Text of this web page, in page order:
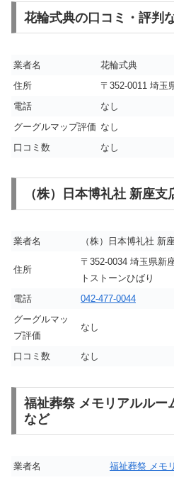
花輪式典の口コミ・評判
業者名
花輪式典
住所
〒352-0011 埼玉
電話
なし
グーグルマップ評価 なし
口コミ数
なし
（株）日本博礼社 新座
業者名 （株）日本博礼社 新
住所
〒352-0034 埼玉県新
トストーンひばり
電話
042-477-0044
グーグルマッ
プ評価
なし
口コミ数 なし
福祉葬祭 メモリアルルー
など
業者名
福祉葬祭 メモ